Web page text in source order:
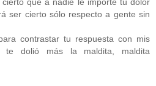
ser cierto sólo respecto a gente sin
contrastar tu respuesta con mis
te dolió más la maldita, maldita